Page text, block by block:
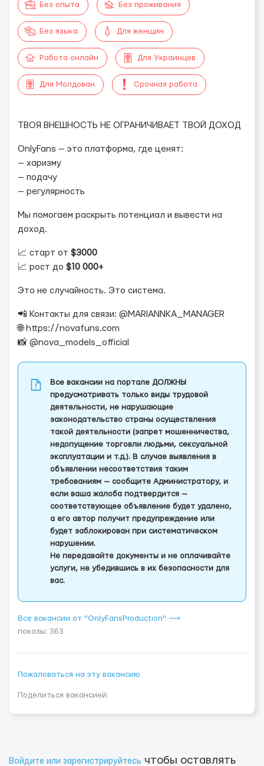
Без опыта Без проживания
Без языка Для женщин
Работа онлайн Для Украинцев
Для Молдован Срочная работа
ТВОЯ ВНЕШНОСТЬ НЕ ОГРАНИЧИВАЕТ ТВОЙ ДОХОД
OnlyFans — это платформа, где ценят:
— харизму
— подачу
— регулярность
Мы помогаем раскрыть потенциал и вывести на
доход.
📈 старт от $3000
📈 рост до $10 000+
Это не случайность. Это система.
📲 Контакты для связи: @MARIANNKA_MANAGER
🌐 https://novafuns.com
📸 @nova_models_official
Все вакансии на портале ДОЛЖНЫ
предусматривать только виды трудовой
деятельности, не нарушающие
законодательство страны осуществления
такой деятельности (запрет мошенничества,
недопущение торговли людьми, сексуальной
эксплуатации и т.д.). В случае выявления в
объявлении несоответствия таким
требованиям — сообщите Администратору, и
если ваша жалоба подтвердится —
соответствующее объявление будет удалено,
а его автор получит предупреждение или
будет заблокирован при систематическом
нарушении.
Не передавайте документы и не оплачивайте
услуги, не убедившись в их безопасности для
вас.
Все вакансии от "OnlyFansProduction" ⟶
показы: 363
Пожаловаться на эту вакансию
Поделиться вакансией:
Войдите или зарегистрируйтесь чтобы оставлять